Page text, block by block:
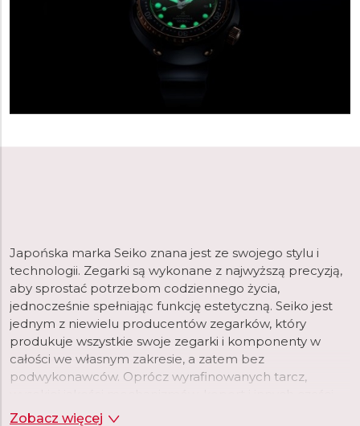
Japońska marka Seiko znana jest ze swojego stylu i
technologii. Zegarki są wykonane z najwyższą precyzją,
aby sprostać potrzebom codziennego życia,
jednocześnie spełniając funkcję estetyczną. Seiko jest
jednym z niewielu producentów zegarków, który
produkuje wszystkie swoje zegarki i komponenty w
całości we własnym zakresie, a zatem bez
podwykonawców. Oprócz wyrafinowanych tarcz,
Seiko produkuje we własnych fabrykach, na przykład
Zobacz więcej